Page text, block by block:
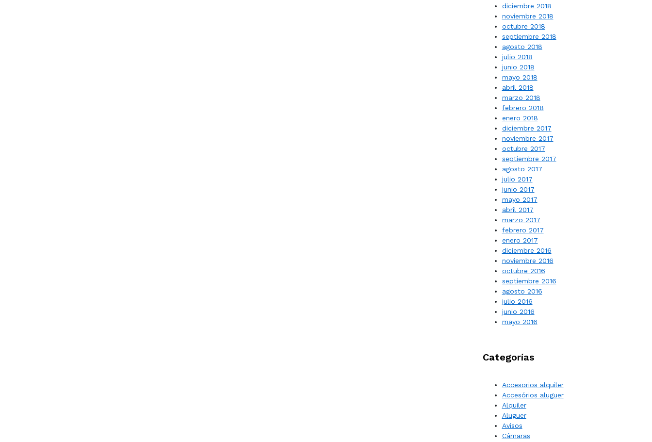
diciembre 2018
noviembre 2018
octubre 2018
septiembre 2018
agosto 2018
julio 2018
junio 2018
mayo 2018
abril 2018
marzo 2018
febrero 2018
enero 2018
diciembre 2017
noviembre 2017
octubre 2017
septiembre 2017
agosto 2017
julio 2017
junio 2017
mayo 2017
abril 2017
marzo 2017
febrero 2017
enero 2017
diciembre 2016
noviembre 2016
octubre 2016
septiembre 2016
agosto 2016
julio 2016
junio 2016
mayo 2016
Categorías
Accesorios alquiler
Accesórios aluguer
Alquiler
Aluguer
Avisos
Cámaras